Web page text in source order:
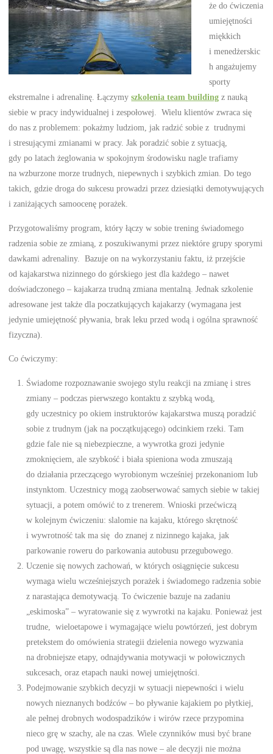
że do ćwiczenia
umiejętności
miękkich
i menedżerskic
h angażujemy
sporty
ekstremalne i adrenalinę. Łączymyszkolenia team building z nauką
siebie w pracy indywidualnej i zespołowej. Wielu klientów zwraca się
do nas z problemem: pokażmy ludziom, jak radzić sobie z trudnymi
i stresującymi zmianami w pracy. Jak poradzić sobie z sytuacją,
gdy po latach żeglowania w spokojnym środowisku nagle trafiamy
na wzburzone morze trudnych, niepewnych i szybkich zmian. Do tego
takich, gdzie droga do sukcesu prowadzi przez dziesiątki demotywujących
i zaniżających samoocenę porażek.
Przygotowaliśmy program, który łączy w sobie trening świadomego
radzenia sobie ze zmianą, z poszukiwanymi przez niektóre grupy sporymi
dawkami adrenaliny. Bazuje on na wykorzystaniu faktu, iż przejście
od kajakarstwa nizinnego do górskiego jest dla każdego – nawet
doświadczonego – kajakarza trudną zmiana mentalną. Jednak szkolenie
adresowane jest także dla poczatkujących kajakarzy (wymagana jest
jedynie umiejętność pływania, brak leku przed wodą i ogólna sprawność
fizyczna).
Co ćwiczymy:
Świadome rozpoznawanie swojego stylu reakcji na zmianę i stres
zmiany – podczas pierwszego kontaktu z szybką wodą,
gdy uczestnicy po okiem instruktorów kajakarstwa muszą poradzić
sobie z trudnym (jak na początkującego) odcinkiem rzeki. Tam
gdzie fale nie są niebezpieczne, a wywrotka grozi jedynie
zmoknięciem, ale szybkość i biała spieniona woda zmuszają
do działania przeczącego wyrobionym wcześniej przekonaniom lub
instynktom. Uczestnicy mogą zaobserwować samych siebie w takiej
sytuacji, a potem omówić to z trenerem. Wnioski przećwiczą
w kolejnym ćwiczeniu: slalomie na kajaku, którego skrętność
i wywrotność tak ma się do znanej z nizinnego kajaka, jak
parkowanie roweru do parkowania autobusu przegubowego.
Uczenie się nowych zachowań, w których osiągnięcie sukcesu
wymaga wielu wcześniejszych porażek i świadomego radzenia sobie
z narastająca demotywacją. To ćwiczenie bazuje na zadaniu
„eskimoska” – wyratowanie się z wywrotki na kajaku. Ponieważ jest
trudne, wieloetapowe i wymagające wielu powtórzeń, jest dobrym
pretekstem do omówienia strategii dzielenia nowego wyzwania
na drobniejsze etapy, odnajdywania motywacji w połowicznych
sukcesach, oraz etapach nauki nowej umiejętności.
Podejmowanie szybkich decyzji w sytuacji niepewności i wielu
nowych nieznanych bodźców – bo pływanie kajakiem po płytkiej,
ale pełnej drobnych wodospadzików i wirów rzece przypomina
nieco grę w szachy, ale na czas. Wiele czynników musi być brane
pod uwagę, wszystkie są dla nas nowe – ale decyzji nie można